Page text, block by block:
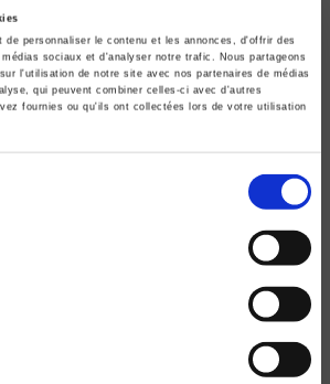
de personnaliser le contenu et les annonces, d'offrir des
sociaux et d'analyser notre trafic. Nous partageons
l'utilisation de notre site avec nos partenaires de médias
qui peuvent combiner celles-ci avec d'autres
fournies ou qu'ils ont collectées lors de votre utilisation
Reynié